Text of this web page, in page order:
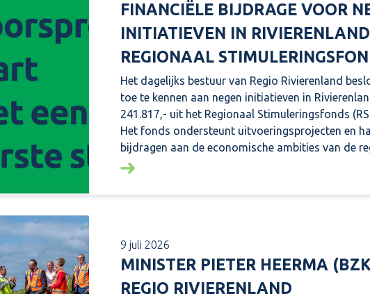
FINANCIËLE BIJDRAGE VOOR
INITIATIEVEN IN
REGIONAAL
Het dagelijks bestuur van Regio Rivierenland
toe te kennen aan negen initiatieven in
241.817,- uit het Regionaal Stimuleringsfonds
Het fonds ondersteunt uitvoeringsprojecten en
bijdragen aan de economische ambities van de
Lees meer over: Financiële bijdrage voor
9 juli 2026
MINISTER PIETER HEERMA
REGIO RIVIERENLAND